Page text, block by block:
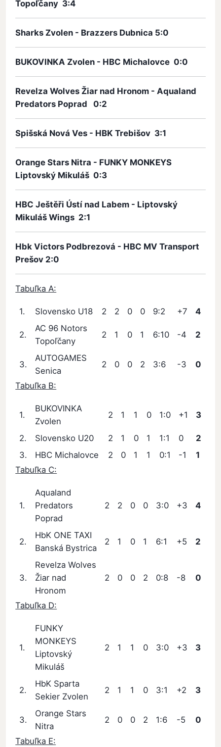
Topoľčany 3:4
Sharks Zvolen - Brazzers Dubnica 5:0
BUKOVINKA Zvolen - HBC Michalovce 0:0
Revelza Wolves Žiar nad Hronom - Aqualand
Predators Poprad 0:2
Spišská Nová Ves - HBK Trebišov 3:1
Orange Stars Nitra - FUNKY MONKEYS
Liptovský Mikuláš 0:3
HBC Ještěři Ústí nad Labem - Liptovský
Mikuláš Wings 2:1
Hbk Victors Podbrezová - HBC MV Transport
Prešov 2:0
Tabuľka A:
1. Slovensko U18 2 2 0 0 9:2 +7 4
2.
AC 96 Notors
Topoľčany
2 1 0 1 6:10 -4 2
3.
AUTOGAMES
Senica
2 0 0 2 3:6 -3 0
Tabuľka B:
1.
BUKOVINKA
Zvolen
2 1 1 0 1:0 +1 3
2. Slovensko U20 2 1 0 1 1:1 0
2
3.
HBC Michalovce 2 0 1 1 0:1 -1
1
Tabuľka C:
1.
Aqualand
Predators
Poprad
2 2 0 0 3:0 +3 4
2.
HbK ONE TAXI
Banská Bystrica
2 1 0 1 6:1 +5 2
3.
Revelza Wolves
Žiar nad
Hronom
2 0 0 2 0:8 -8 0
Tabuľka D:
1.
FUNKY
MONKEYS
Liptovský
Mikuláš
2 1 1 0 3:0 +3 3
2.
HbK Sparta
Sekier Zvolen
2 1 1 0 3:1 +2 3
3.
Orange Stars
Nitra
2 0 0 2 1:6 -5 0
Tabuľka E: